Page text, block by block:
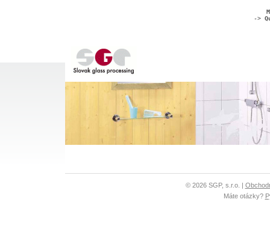
->
© 2026 SGP, s.r.o. |
Máte otázky?